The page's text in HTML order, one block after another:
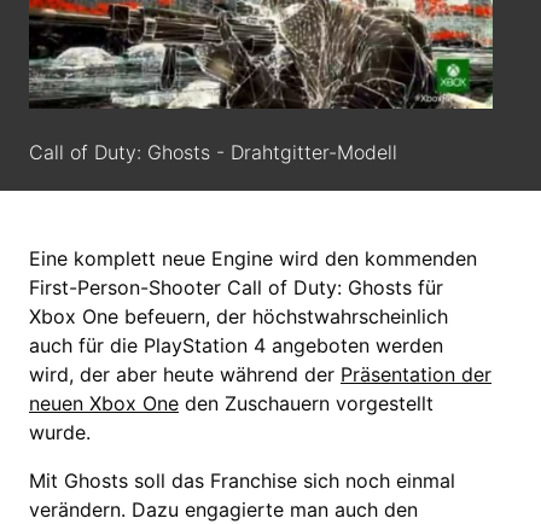
Call of Duty: Ghosts - Drahtgitter-Modell
Eine komplett neue Engine wird den kommenden
First-Person-Shooter Call of Duty: Ghosts für
Xbox One befeuern, der höchstwahrscheinlich
auch für die PlayStation 4 angeboten werden
wird, der aber heute während der Präsentation der
neuen Xbox One den Zuschauern vorgestellt
wurde.
Mit Ghosts soll das Franchise sich noch einmal
verändern. Dazu engagierte man auch den